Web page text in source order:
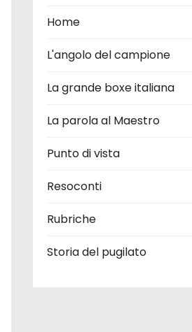
Home
L'angolo del campione
La grande boxe italiana
La parola al Maestro
Punto di vista
Resoconti
Rubriche
Storia del pugilato